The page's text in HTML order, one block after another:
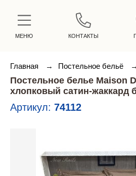
МЕНЮ КОНТАКТЫ
Главная → Постельное бельё →
Постельное белье Maison
хлопковый сатин-жаккард
Артикул: 74112